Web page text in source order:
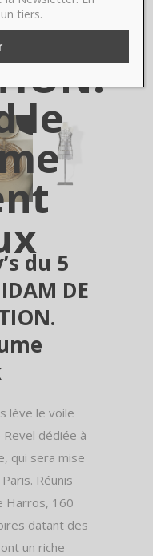
le
du 5
DE
lève le voile
Revel dédiée à
qui sera mise
Réunis
Harros, 160
datant des
un riche
tiers.